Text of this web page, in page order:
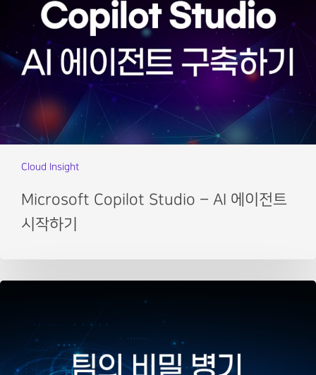
Cloud Insight
Microsoft Copilot Studio – AI 에이전트
시작하기